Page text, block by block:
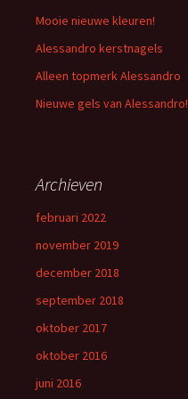
Mooie nieuwe kleuren!
Alessandro kerstnagels
Alleen topmerk Alessandro
Nieuwe gels van Alessandro!
Archieven
februari 2022
november 2019
december 2018
september 2018
oktober 2017
oktober 2016
juni 2016